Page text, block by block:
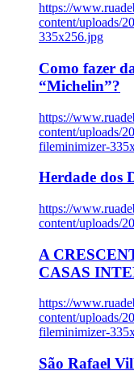
https://
content/uploads/
335x256.jpg
Como fazer
“Michelin”?
https://
content/uploads/
fileminimizer-
Herdade dos
https://
content/uploads/
A
CASAS
https://
content/uploads/
fileminimizer-
São Rafael